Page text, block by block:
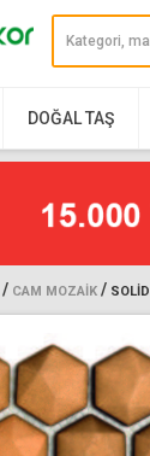
DOĞAL TAŞ
/ CAM MOZAIK / SOLID